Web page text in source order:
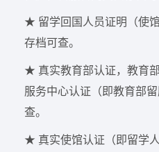
★ 留学回国人员证明（使
存档可查。
★ 真实教育部认证，教育
服务中心认证（即教育部
查。
★ 真实使馆认证（即留学